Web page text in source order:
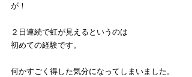
が！
２日連続で虹が見えるというのは
初めての経験です。
何かすごく得した気分になってしまいました。